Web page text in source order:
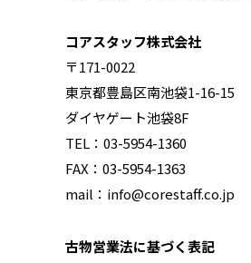
コアスタッフ株式会社
〒171-0022
東京都豊島区南池袋1-16-15
ダイヤゲート池袋8F
TEL：03-5954-1360
FAX：03-5954-1363
mail：info@corestaff.co.jp
古物営業法に基づく表記